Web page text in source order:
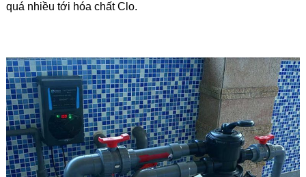
quá nhiều tới hóa chất Clo.